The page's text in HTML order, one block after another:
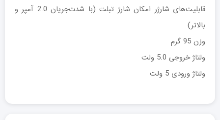
قابلیت‌های شارژر امکان شارژ تبلت (با شدت‌جریان 2.0 آمپر و
بالاتر)
وزن 95 گرم
ولتاژ خروجی 5.0 ولت
ولتاژ ورودی 5 ولت